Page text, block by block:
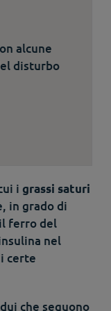
alcune
disturbo
i grassi saturi
in grado di
ferro del
nel
certe
che seguono